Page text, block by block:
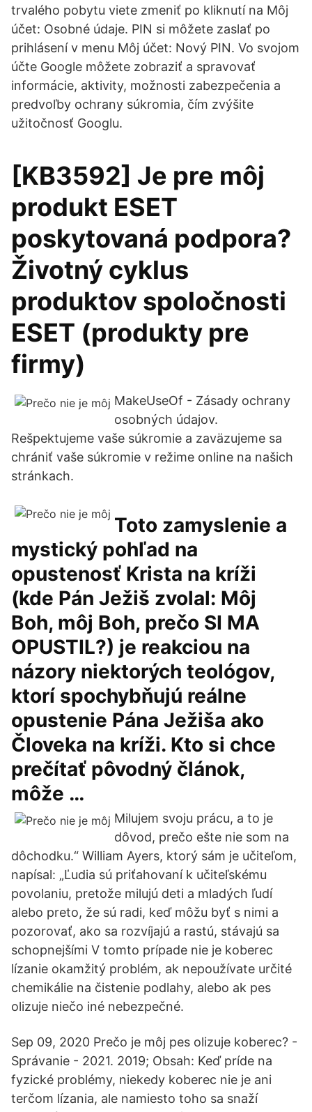
trvalého pobytu viete zmeniť po kliknutí na Môj
účet: Osobné údaje. PIN si môžete zaslať po
prihlásení v menu Môj účet: Nový PIN. Vo svojom
účte Google môžete zobraziť a spravovať
informácie, aktivity, možnosti zabezpečenia a
predvoľby ochrany súkromia, čím zvýšite
užitočnosť Googlu.
[KB3592] Je pre môj
produkt ESET
poskytovaná podpora?
Životný cyklus
produktov spoločnosti
ESET (produkty pre
firmy)
MakeUseOf - Zásady ochrany
osobných údajov.
Rešpektujeme vaše súkromie a zaväzujeme sa
chrániť vaše súkromie v režime online na našich
stránkach.
Toto zamyslenie a
mystický pohľad na
opustenosť Krista na kríži
(kde Pán Ježiš zvolal: Môj
Boh, môj Boh, prečo SI MA
OPUSTIL?) je reakciou na
názory niektorých teológov,
ktorí spochybňujú reálne
opustenie Pána Ježiša ako
Človeka na kríži. Kto si chce
prečítať pôvodný článok,
môže …
Milujem svoju prácu, a to je
dôvod, prečo ešte nie som na
dôchodku.“ William Ayers, ktorý sám je učiteľom,
napísal: „Ľudia sú priťahovaní k učiteľskému
povolaniu, pretože milujú deti a mladých ľudí
alebo preto, že sú radi, keď môžu byť s nimi a
pozorovať, ako sa rozvíjajú a rastú, stávajú sa
schopnejšími V tomto prípade nie je koberec
lízanie okamžitý problém, ak nepoužívate určité
chemikálie na čistenie podlahy, alebo ak pes
olizuje niečo iné nebezpečné.
Sep 09, 2020 Prečo je môj pes olizuje koberec? -
Správanie - 2021. 2019; Obsah: Keď príde na
fyzické problémy, niekedy koberec nie je ani
terčom lízania, ale namiesto toho sa snaží